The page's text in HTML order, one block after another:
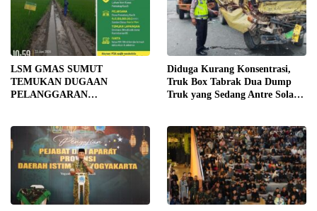
LSM GMAS SUMUT
TEMUKAN DUGAAN
PELANGGARAN
DIBORONGKAN KE PIHAK
LUAR DESA, PEKERJA
DIBAYAR Rp90 RIBU
Diduga Kurang Konsentrasi,
Truk Box Tabrak Dua Dump
Truk yang Sedang Antre Solar